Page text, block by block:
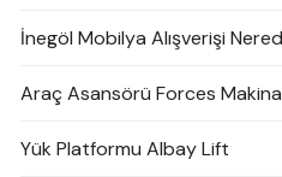
İnegöl Mobilya Alışverişi
Araç Asansörü Forces Makina
Yük Platformu Albay Lift